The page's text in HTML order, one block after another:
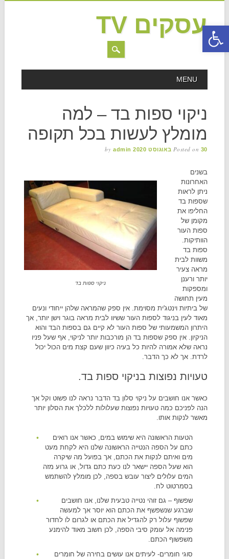
פתח סרגל נגישות
עסקים TV
MAIN MENU
MENU
ניקוי ספות בד – למה
מומלץ לעשות בכל תקופה
Posted on 30 באוגוסט 2020 by admin
ניקוי ספות בד
בשנים
האחרונות
ניתן לראות
שספות בד
החליפו את
מקומן של
ספות העור
הוותיקות.
ספות בד
משוות לבית
מראה צעיר
יותר ורענן
ומספקות
מעין תחושה
של ביתיות וינטג'ית מסוימת. אין ספק שהמראה שלהן ייחודי ונעים
מאוד לעין בניגוד לספות העור ששיוו לבית מראה בוגר וישן יותר, אך
היתרון המשמעותי של ספות העור לא קיים גם בספות הבד והוא
הניקיון. אין ספק שספות בד הן מורכבות יותר לניקוי, אף שעל פניו
נראה שלא אמורה להיות כל בעיה כיוון שעם קצת מים הכול יכול
לרדת. אך לא כך הדבר.
טעויות נפוצות בניקוי ספות בד.
כאשר אנו חושבים על ניקוי סלון בד הדבר נראה לנו פשוט וקל אך
הנה לפניכם כמה טעויות נפוצות שעלולות ללכלך את הסלון יותר
מאשר לנקות אותו.
הטעות הראשונה היא שימוש במים, כאשר אנו רואים
כתם על הספה הנטייה הראשונה שלנו היא לקחת מעט
מים ואיתם לנקות את הכתם, אך בפועל מה שיקרה
הוא שעל הספה יישאר לנו כעת כתם גדול, או גרוע מזה
המים עלולים ליצור עובש בספה, לכן מומלץ להשתמש
בסמרטוט לח.
שפשוף – גם זוהי נטייה טבעית שלנו, אנו חושבים
שברגע שנשפשף את הכתם הוא יוסר אך למעשה
שפשוף עלול רק להגדיל את הכתם או לגרום לו לחדור
פנימה אל עומק סיבי הספה, לכן חשוב מאוד להימנע
משפשוף הכתם.
סוגי חומרים- לעיתים אנו עושים בחירה של חומרים